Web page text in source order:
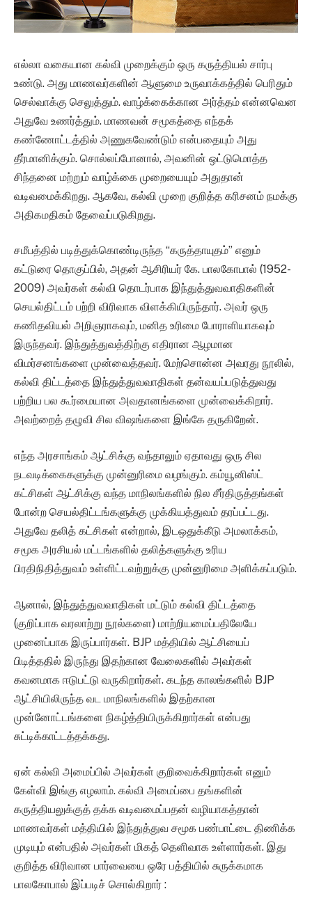
எல்லா வகையான கல்வி முறைக்கும் ஒரு கருத்தியல் சார்பு
உண்டு. அது மாணவர்களின் ஆளுமை உருவாக்கத்தில் பெரிதும்
செல்வாக்கு செலுத்தும். வாழ்க்கைக்கான அர்த்தம் என்னவென
அதுவே உணர்த்தும். மாணவன் சமூகத்தை எந்தக்
கண்ணோட்டத்தில் அணுகவேண்டும் என்பதையும் அது
தீர்மானிக்கும். சொல்லப்போனால், அவனின் ஒட்டுமொத்த
சிந்தனை மற்றும் வாழ்க்கை முறையையும் அதுதான்
வடிவமைக்கிறது. ஆகவே, கல்வி முறை குறித்த கரிசனம் நமக்கு
அதிகமதிகம் தேவைப்படுகிறது.
சமீபத்தில் படித்துக்கொண்டிருந்த “கருத்தாயுதம்” எனும்
கட்டுரை தொகுப்பில், அதன் ஆசிரியர் கே. பாலகோபால் (1952-
2009) அவர்கள் கல்வி தொடர்பாக இந்துத்துவவாதிகளின்
செயல்திட்டம் பற்றி விரிவாக விளக்கியிருந்தார். அவர் ஒரு
கணிதவியல் அறிஞராகவும், மனித உரிமை போராளியாகவும்
இருந்தவர். இந்துத்துவத்திற்கு எதிரான ஆழமான
விமர்சனங்களை முன்வைத்தவர். மேற்சொன்ன அவரது நூலில்,
கல்வி திட்டத்தை இந்துத்துவவாதிகள் தன்வயப்படுத்துவது
பற்றிய பல கூர்மையான அவதானங்களை முன்வைக்கிறார்.
அவற்றைத் தழுவி சில விஷங்களை இங்கே தருகிறேன்.
எந்த அரசாங்கம் ஆட்சிக்கு வந்தாலும் ஏதாவது ஒரு சில
நடவடிக்கைகளுக்கு முன்னுரிமை வழங்கும். கம்யூனிஸ்ட்
கட்சிகள் ஆட்சிக்கு வந்த மாநிலங்களில் நில சீர்திருத்தங்கள்
போன்ற செயல்திட்டங்களுக்கு முக்கியத்துவம் தரப்பட்டது.
அதுவே தலித் கட்சிகள் என்றால், இடஒதுக்கீடு அமலாக்கம்,
சமூக அரசியல் மட்டங்களில் தலித்களுக்கு உரிய
பிரதிநிதித்துவம் உள்ளிட்டவற்றுக்கு முன்னுரிமை அளிக்கப்படும்.
ஆனால், இந்துத்துவவாதிகள் மட்டும் கல்வி திட்டத்தை
(குறிப்பாக வரலாற்று நூல்களை) மாற்றியமைப்பதிலேயே
முனைப்பாக இருப்பார்கள். BJP மத்தியில் ஆட்சியைப்
பிடித்ததில் இருந்து இதற்கான வேலைகளில் அவர்கள்
கவனமாக ஈடுபட்டு வருகிறார்கள். கடந்த காலங்களில் BJP
ஆட்சியிலிருந்த வட மாநிலங்களில் இதற்கான
முன்னோட்டங்களை நிகழ்த்தியிருக்கிறார்கள் என்பது
சுட்டிக்காட்டத்தக்கது.
ஏன் கல்வி அமைப்பில் அவர்கள் குறிவைக்கிறார்கள் எனும்
கேள்வி இங்கு எழலாம். கல்வி அமைப்பை தங்களின்
கருத்தியலுக்குத் தக்க வடிவமைப்பதன் வழியாகத்தான்
மாணவர்கள் மத்தியில் இந்துத்துவ சமூக பண்பாட்டை திணிக்க
முடியும் என்பதில் அவர்கள் மிகத் தெளிவாக உள்ளார்கள். இது
குறித்த விரிவான பார்வையை ஒரே பத்தியில் சுருக்கமாக
பாலகோபால் இப்படிச் சொல்கிறார் :